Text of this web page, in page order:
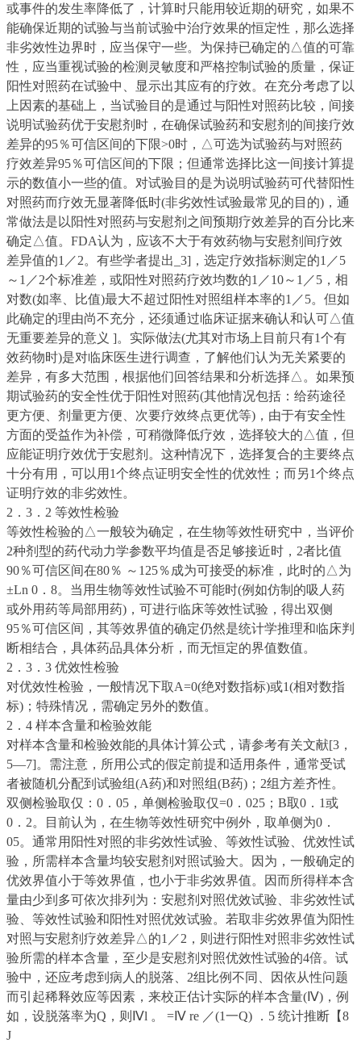
或事件的发生率降低了，计算时只能用较近期的研究，如果不
能确保近期的试验与当前试验中治疗效果的恒定性，那么选择
非劣效性边界时，应当保守一些。为保持已确定的△值的可靠
性，应当重视试验的检测灵敏度和严格控制试验的质量，保证
阳性对照药在试验中、显示出其应有的疗效。在充分考虑了以
上因素的基础上，当试验目的是通过与阳性对照药比较，间接
说明试验药优于安慰剂时，在确保试验药和安慰剂的间接疗效
差异的95％可信区间的下限>0时，△可选为试验药与对照药
疗效差异95％可信区间的下限；但通常选择比这一间接计算提
示的数值小一些的值。对试验目的是为说明试验药可代替阳性
对照药而疗效无显著降低时(非劣效性试验最常见的目的)，通
常做法是以阳性对照药与安慰剂之间预期疗效差异的百分比来
确定△值。FDA认为，应该不大于有效药物与安慰剂间疗效
差异值的1／2。有些学者提出_3]，选定疗效指标测定的1／5
～1／2个标准差，或阳性对照药疗效均数的1／10～1／5，相
对数(如率、比值)最大不超过阳性对照组样本率的1／5。但如
此确定的理由尚不充分，还须通过临床证据来确认和认可△值
无重要差异的意义 ]。实际做法(尤其对市场上目前只有1个有
效药物时)是对临床医生进行调查，了解他们认为无关紧要的
差异，有多大范围，根据他们回答结果和分析选择△。如果预
期试验药的安全性优于阳性对照药(其他情况包括：给药途径
更方便、剂量更方便、次要疗效终点更优等)，由于有安全性
方面的受益作为补偿，可稍微降低疗效，选择较大的△值，但
应能证明疗效优于安慰剂。这种情况下，选择复合的主要终点
十分有用，可以用1个终点证明安全性的优效性；而另1个终点
证明疗效的非劣效性。
2．3．2 等效性检验
等效性检验的△一般较为确定，在生物等效性研究中，当评价
2种剂型的药代动力学参数平均值是否足够接近时，2者比值
90％可信区间在80％ ～125％成为可接受的标准，此时的△为
±Ln 0．8。当用生物等效性试验不可能时(例如仿制的吸人药
或外用药等局部用药)，可进行临床等效性试验，得出双侧
95％可信区间，其等效界值的确定仍然是统计学推理和临床判
断相结合，具体药品具体分析，而无恒定的界值数值。
2．3．3 优效性检验
对优效性检验，一般情况下取A=0(绝对数指标)或1(相对数指
标)；特殊情况，需确定另外的数值。
2．4 样本含量和检验效能
对样本含量和检验效能的具体计算公式，请参考有关文献[3，
5—7]。需注意，所用公式的假定前提和适用条件，通常受试
者被随机分配到试验组(A药)和对照组(B药)；2组方差齐性。
双侧检验取仅：0．05，单侧检验取仅=0．025；B取0．1或
0．2。目前认为，在生物等效性研究中例外，取单侧为0．
05。通常用阳性对照的非劣效性试验、等效性试验、优效性试
验，所需样本含量均较安慰剂对照试验大。因为，一般确定的
优效界值小于等效界值，也小于非劣效界值。因而所得样本含
量由少到多可依次排列为：安慰剂对照优效试验、非劣效性试
验、等效性试验和阳性对照优效试验。若取非劣效界值为阳性
对照与安慰剂疗效差异△的1／2，则进行阳性对照非劣效性试
验所需的样本含量，至少是安慰剂对照优效性试验的4倍。试
验中，还应考虑到病人的脱落、2组比例不同、因依从性问题
而引起稀释效应等因素，来校正估计实际的样本含量(Ⅳ) ，例
如，设脱落率为Q，则Ⅳl 。 =Ⅳ re ／(1一Q) ．5 统计推断【8
J